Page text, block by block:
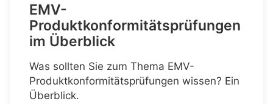
EMV-
Produktkonformitätsprüfungen
im Überblick
Was sollten Sie zum Thema EMV-
Produktkonformitätsprüfungen wissen? Ein
Überblick.